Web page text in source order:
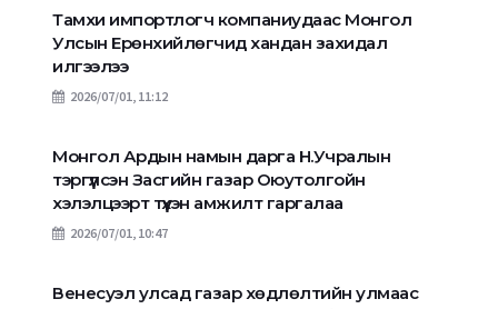
Тамхи импортлогч компаниудаас Монгол
Улсын Ерөнхийлөгчид хандан захидал
илгээлээ
2026/07/01, 11:12
Монгол Ардын намын дарга Н.Учралын
тэргүүлсэн Засгийн газар Оюутолгойн
хэлэлцээрт түүхэн амжилт гаргалаа
2026/07/01, 10:47
Венесуэл улсад газар хөдлөлтийн улмаас